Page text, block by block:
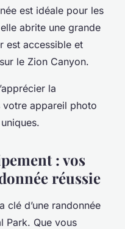
est idéale pour les
abrite une grande
est accessible et
le Zion Canyon.
la
votre appareil photo
: vos
réussie
clé d’une randonnée
Park. Que vous